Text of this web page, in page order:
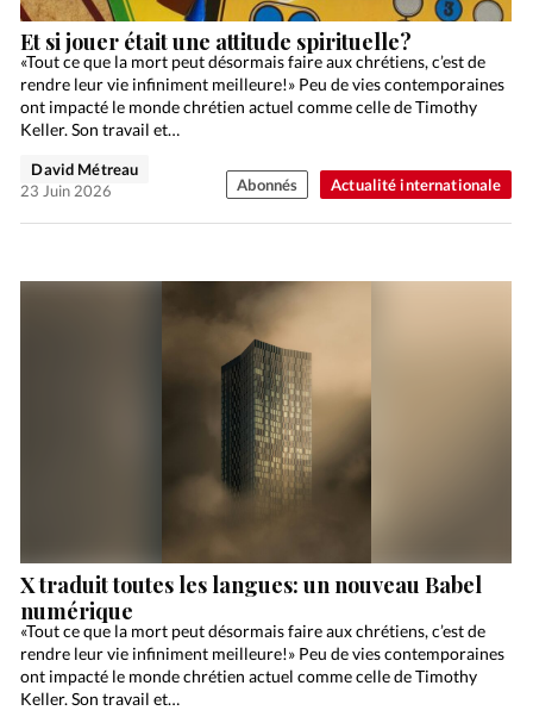
Actualité internationale
Et si jouer était une attitude spirituelle?
«Tout ce que la mort peut désormais faire aux chrétiens, c’est de
rendre leur vie infiniment meilleure!» Peu de vies contemporaines
ont impacté le monde chrétien actuel comme celle de Timothy
Keller. Son travail et…
David Métreau
23 Juin 2026
Abonnés
X traduit toutes les langues: un nouveau Babel
numérique
«Tout ce que la mort peut désormais faire aux chrétiens, c’est de
rendre leur vie infiniment meilleure!» Peu de vies contemporaines
ont impacté le monde chrétien actuel comme celle de Timothy
Keller. Son travail et…